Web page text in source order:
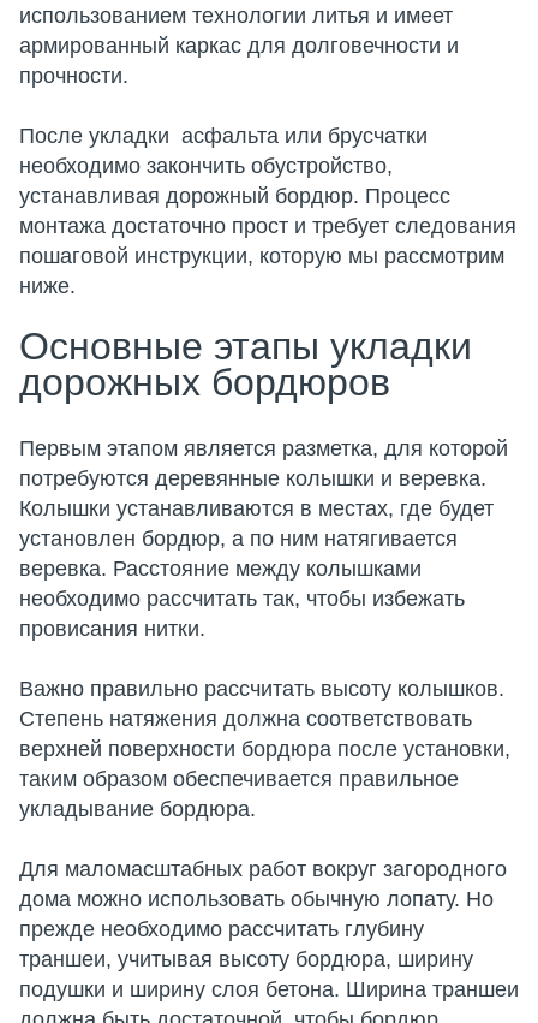
использованием технологии литья и имеет
армированный каркас для долговечности и
прочности.
После укладки асфальта или брусчатки
необходимо закончить обустройство,
устанавливая дорожный бордюр. Процесс
монтажа достаточно прост и требует следования
пошаговой инструкции, которую мы рассмотрим
ниже.
Основные этапы укладки
дорожных бордюров
Первым этапом является разметка, для которой
потребуются деревянные колышки и веревка.
Колышки устанавливаются в местах, где будет
установлен бордюр, а по ним натягивается
веревка. Расстояние между колышками
необходимо рассчитать так, чтобы избежать
провисания нитки.
Важно правильно рассчитать высоту колышков.
Степень натяжения должна соответствовать
верхней поверхности бордюра после установки,
таким образом обеспечивается правильное
укладывание бордюра.
Для маломасштабных работ вокруг загородного
дома можно использовать обычную лопату. Но
прежде необходимо рассчитать глубину
траншеи, учитывая высоту бордюра, ширину
подушки и ширину слоя бетона. Ширина траншеи